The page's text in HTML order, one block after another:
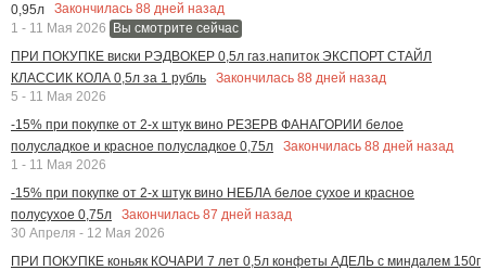
0,95л
Закончилась 88 дней назад
1 - 11 Мая 2026
Вы смотрите сейчас
ПРИ ПОКУПКЕ виски РЭДВОКЕР 0,5л газ.напиток ЭКСПОРТ СТАЙЛ
КЛАССИК КОЛА 0,5л за 1 рубль
Закончилась 88 дней назад
5 - 11 Мая 2026
-15% при покупке от 2-х штук вино РЕЗЕРВ ФАНАГОРИИ белое
полусладкое и красное полусладкое 0,75л
Закончилась 88 дней назад
1 - 11 Мая 2026
-15% при покупке от 2-х штук вино НЕБЛА белое сухое и красное
полусухое 0,75л
Закончилась 87 дней назад
30 Апреля - 12 Мая 2026
ПРИ ПОКУПКЕ коньяк КОЧАРИ 7 лет 0,5л конфеты АДЕЛЬ с миндалем 150г